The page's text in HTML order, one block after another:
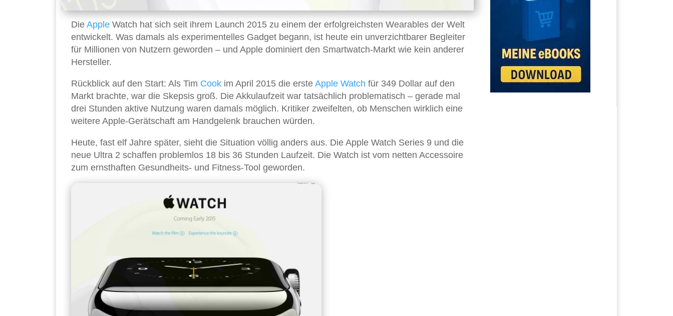
Die Apple Watch hat sich seit ihrem Launch 2015 zu einem der erfolgreichsten Wearables der Welt
entwickelt. Was damals als experimentelles Gadget begann, ist heute ein unverzichtbarer Begleiter
für Millionen von Nutzern geworden – und Apple dominiert den Smartwatch-Markt wie kein anderer
Hersteller.
Rückblick auf den Start: Als Tim Cook im April 2015 die erste Apple Watch für 349 Dollar auf den
Markt brachte, war die Skepsis groß. Die Akkulaufzeit war tatsächlich problematisch – gerade mal
drei Stunden aktive Nutzung waren damals möglich. Kritiker zweifelten, ob Menschen wirklich eine
weitere Apple-Gerätschaft am Handgelenk brauchen würden.
Heute, fast elf Jahre später, sieht die Situation völlig anders aus. Die Apple Watch Series 9 und die
neue Ultra 2 schaffen problemlos 18 bis 36 Stunden Laufzeit. Die Watch ist vom netten Accessoire
zum ernsthaften Gesundheits- und Fitness-Tool geworden.